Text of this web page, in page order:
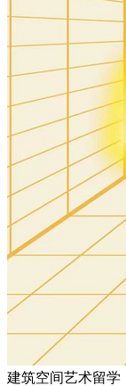
建筑空间艺术留学